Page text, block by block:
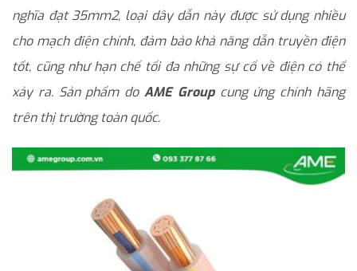
nghĩa đạt 35mm2, loại dây dẫn này được sử dụng nhiều
cho mạch điện chính, đảm bảo khả năng dẫn truyền điện
tốt, cũng như hạn chế tối đa những sự cố về điện có thể
xảy ra. Sản phẩm do AME Groupcung ứng chính hãng
trên thị trường toàn quốc.